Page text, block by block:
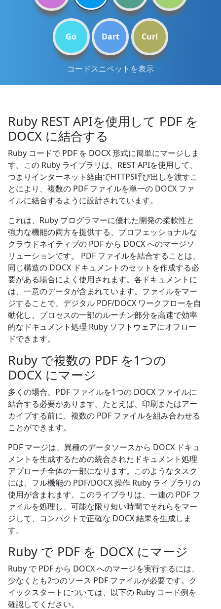
Go Dart Curl
コードスニペットを表示
Ruby REST APIを使用して PDF を
DOCX に結合する
Ruby コードで PDF を DOCX 形式に簡単にマージしま
す。この Ruby ライブラリは、REST APIを使用して、
つまりインターネット経由でHTTPS呼び出しを渡すこ
とにより、複数の PDF ファイルを単一の DOCX ファ
イルに結合するように設計されています。
これは、Ruby プログラマーに優れた開発の柔軟性と
強力な機能の両方を提供する、プロフェッショナルな
クラウドネイティブの PDF から DOCX へのマージソ
リューションです。 PDF ファイルを結合することは、
同じ構造の DOCX ドキュメントのセットを作成する必
要がある場合によく使用されます。各ドキュメントに
は、一意のデータが含まれています。ファイルをマー
ジすることで、デジタル PDF/DOCX ワークフローを自
動化し、プロセスの一部のルーチン部分を高速で効率
的なドキュメント処理 Ruby ソフトウェアにオフロー
ドできます。
Ruby で複数の PDF を1つの
DOCX にマージ
多くの場合、PDF ファイルを1つの DOCX ファイルに
結合する必要があります。たとえば、印刷またはアー
カイブする前に、複数の PDF ファイルを組み合わせる
ことができます。
PDF マージは、異種のデータソースから DOCX ドキュ
メントを生成するための統合されたドキュメント処理
アプローチ全体の一部になります。このようなタスク
には、フル機能の PDF/DOCX 操作 Ruby ライブラリの
使用が含まれます。このライブラリは、一連の PDF フ
ァイルを処理し、可能な限り短い時間でそれらをマー
ジして、コンパクトで正確な DOCX 結果を生成しま
す。
Ruby で PDF を DOCX にマージ
Ruby で PDF から DOCX へのマージを実行するには、
少なくとも2つのソース PDF ファイルが必要です。ク
イックスタートについては、以下の Ruby コード例を
確認してください。